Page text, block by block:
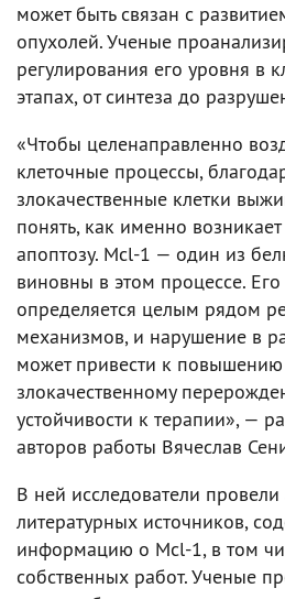
может быть связан с
опухолей. Ученые
регулирования его уровня в
этапах, от синтеза до
«Чтобы целенаправленно
клеточные процессы,
злокачественные клетки
понять, как именно возникает
апоптозу. Mcl-1 — один из
виновны в этом процессе. Его
определяется целым рядом
механизмов, и нарушение в
может привести к
злокачественному
устойчивости к терапии», —
авторов работы Вячеслав
В ней исследователи
литературных источников,
информацию о Mcl-1, в том
собственных работ. Ученые